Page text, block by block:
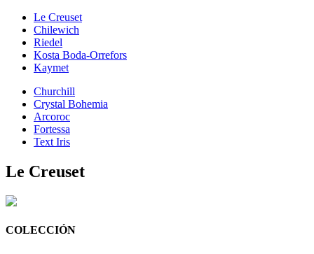
Le Creuset
Chilewich
Riedel
Kosta Boda-Orrefors
Kaymet
Churchill
Crystal Bohemia
Arcoroc
Fortessa
Text Iris
Le Creuset
COLECCIÓN